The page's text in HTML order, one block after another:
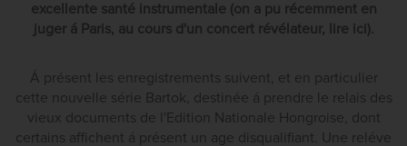
excellente santé instrumentale (on a pu récemment en
juger á Paris, au cours d'un concert révélateur, lire ici).
Á présent les enregistrements suivent, et en particulier
cette nouvelle série Bartok, destinée á prendre le relais des
vieux documents de l'Edition Nationale Hongroise, dont
certains affichent á présent un age disqualifiant. Une reléve